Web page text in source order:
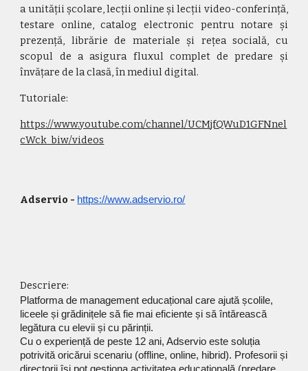
a unității școlare, lecții online și lecții video-conferință,
testare online, catalog electronic pentru notare și
prezență, librărie de materiale și rețea socială, cu
scopul de a asigura fluxul complet de predare și
învățare de la clasă, în mediul digital.
Tutoriale:
https://www.youtube.com/channel/UCMjfQWuD1GFNnel
cWck_biw/videos
Adservio - https://www.adservio.ro/
Descriere:
Platforma de management educațional care ajută școlile,
liceele și grădinițele să fie mai eficiente și să întărească
legătura cu elevii și cu părinții.
Cu o experiență de peste 12 ani, Adservio este soluția
potrivită oricărui scenariu (offline, online, hibrid). Profesorii și